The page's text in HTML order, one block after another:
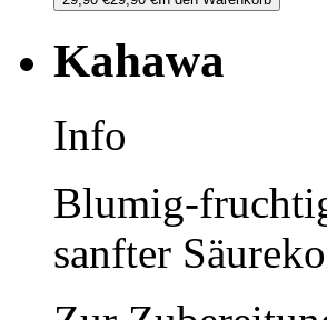
Kahawa
Info
Blumig-
sanfter